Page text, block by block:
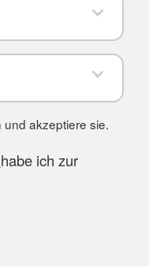
und akzeptiere sie.
habe ich zur